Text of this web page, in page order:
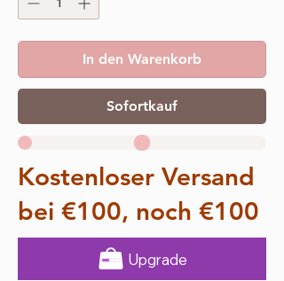
In den Warenkorb
Sofortkauf
Kostenloser Versand
bei €100, noch €100
Upgrade